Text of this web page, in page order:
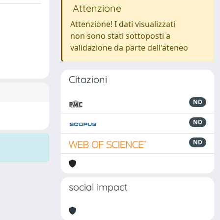
Attenzione
Attenzione! I dati visualizzati
non sono stati sottoposti a
validazione da parte dell'ateneo
Citazioni
ND
ND
ND
social impact